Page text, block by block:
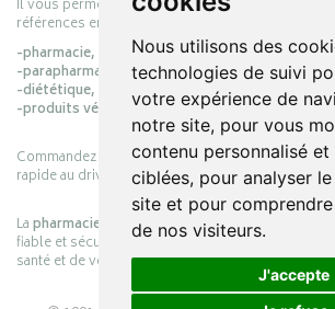
Nous utilisons des
technologies de suivi
votre expérience de
notre site, pour vous
contenu personnalisé
ciblées, pour analyser
site et pour
de nos visiteurs.
J'accepte
Il vous permet de réaliser vos achats en ligne
références en :
-pharmacie,
-parapharmacie,
-diététique,
-produits vétérinaires.
Commandez simplement vos produits en ligne et
rapide au drive ou la livraison à domicile, en
Lapharmacie Cayeuxs’engage à vous offrir une
fiable et sécurisée, en officine comme en ligne, au
santé et de votre bien-être.